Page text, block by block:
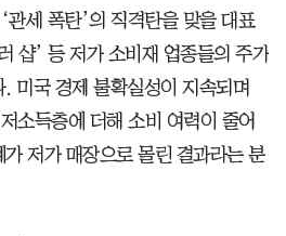
관세 폭탄’의 직격탄을 맞을 대표
샵’ 등 저가 소비재 업종들의 주가
미국 경제 불확실성이 지속되며
소득층에 더해 소비 여력이 줄어
저가 매장으로 몰린 결과라는 분